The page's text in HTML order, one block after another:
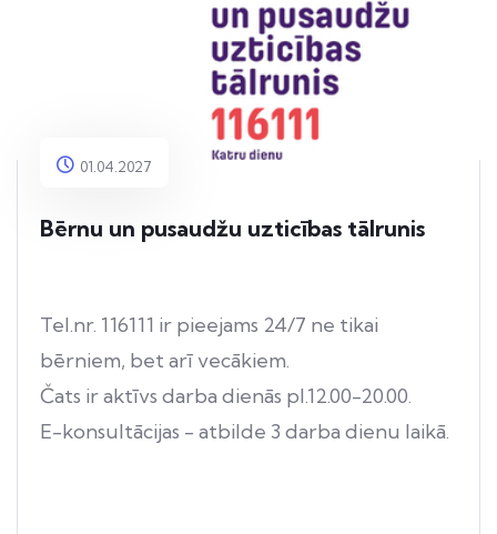
01.04.2027
Bērnu un pusaudžu uzticības tālrunis
Tel.nr. 116111 ir pieejams 24/7 ne tikai
bērniem, bet arī vecākiem.
Čats ir aktīvs darba dienās pl.12.00-20.00.
E-konsultācijas - atbilde 3 darba dienu laikā.